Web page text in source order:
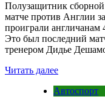
Полузащитник
матче против Англии
проиграли англичанам
Это был последний
тренером Дидье
Читать далее
Автоспорт